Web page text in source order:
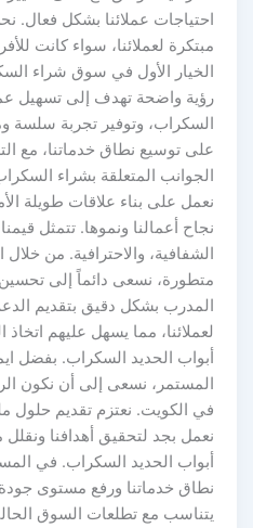
احتياجات عملائنا بشكل فعال.
مبتكرة لعملائنا، سواء كانت
الخيار الأول في سوق شراء
رؤية واضحة تهدف إلى تسهيل
السكراب، وتوفير تجربة سلسة
على توسيع نطاق خدماتنا، مع
الجوانب المتعلقة بشراء
نعمل على بناء علاقات طويلة
نجاح أعمالنا ونموها. تتمثل
الشفافية، والاحترافية. من
متطورة، نسعى دائماً إلى تحسين
المدرب بشكل دقيق بتقديم
لعملائنا، مما يسهل عليهم
أبواب الحديد السكراب. بفضل
المستمر، نسعى إلى أن نكون
في الكويت. نعتزم تقديم حلول
نعمل بجد لتحقيق أهدافنا
أبواب الحديد السكراب. في
نطاق خدماتنا ورفع مستوى جودة
يتناسب مع تطلعات السوق